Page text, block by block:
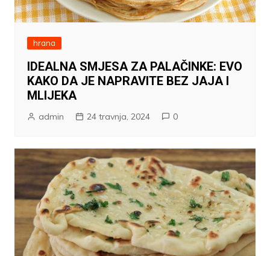
hrana
IDEALNA SMJESA ZA PALAČINKE: EVO
KAKO DA JE NAPRAVITE BEZ JAJA I
MLIJEKA
admin 24 travnja, 2024 0